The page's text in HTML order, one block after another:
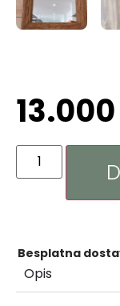
13.000
Besplatna
Opis